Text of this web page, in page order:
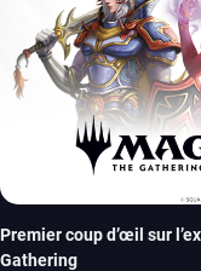
Premier coup d’œil sur
Gathering